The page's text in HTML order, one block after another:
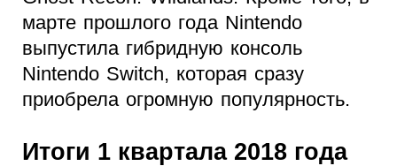
марте прошлого года Nintendo
выпустила гибридную консоль
Nintendo Switch, которая сразу
приобрела огромную популярность.
Итоги 1 квартала 2018 года